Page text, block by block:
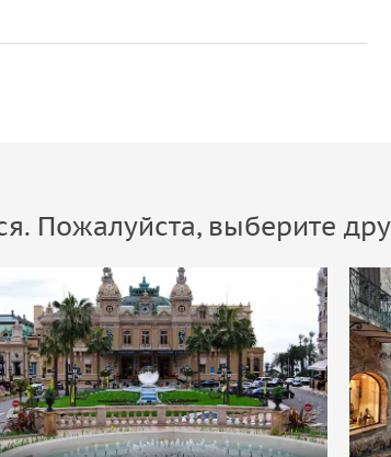
Пожалуйста, выберите